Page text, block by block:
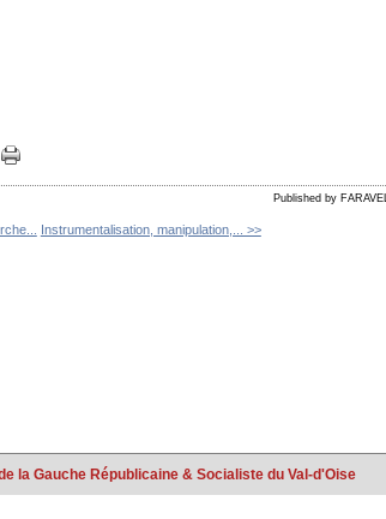
Published by FARAVEL
Instrumentalisation, manipulation,... >>
la Gauche Républicaine & Socialiste du Val-d'Oise